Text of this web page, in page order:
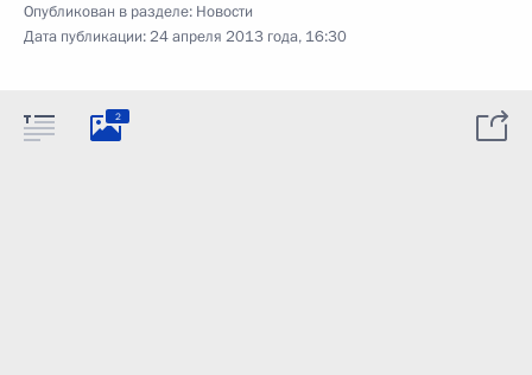
Опубликован в разделе: Новости
Дата публикации:24 апреля 2013 года, 16:30
2